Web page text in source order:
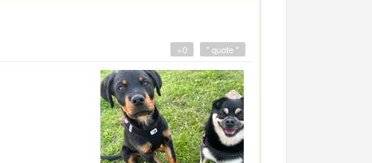
" quote "
+0